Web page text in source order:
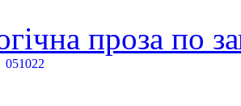
проза по